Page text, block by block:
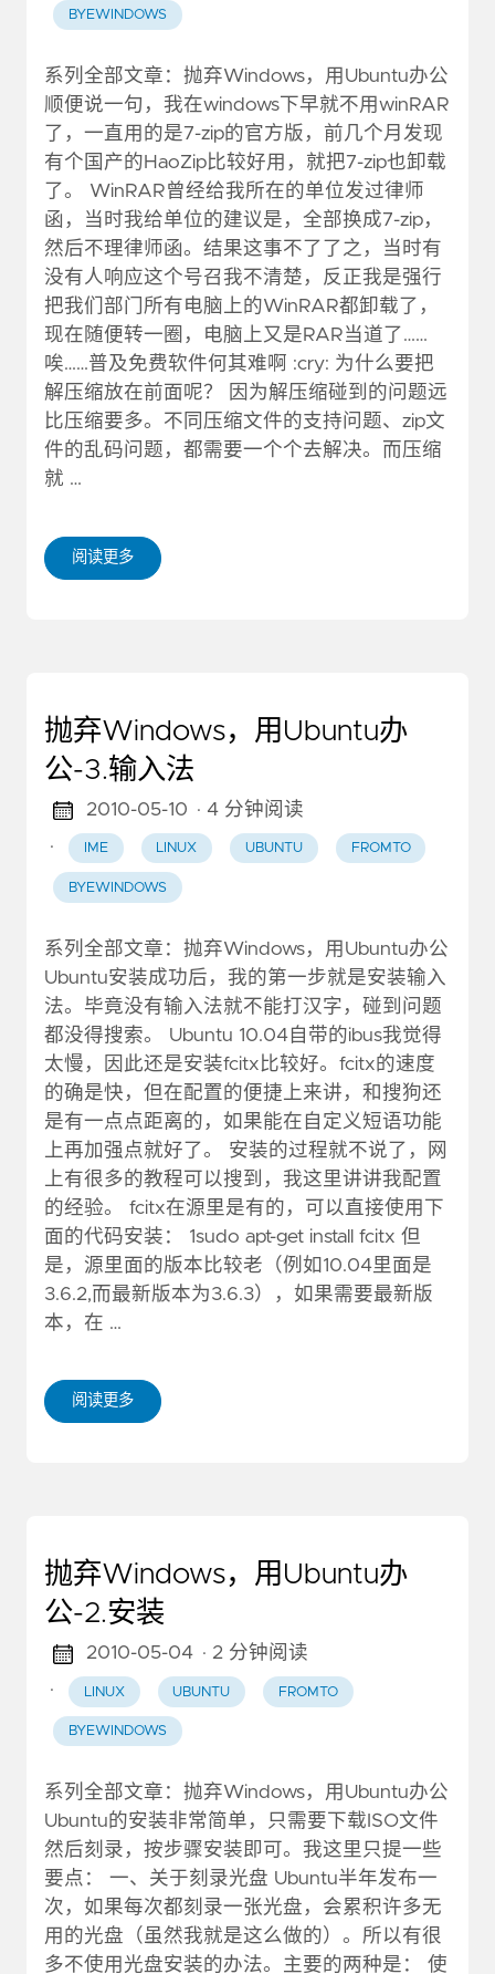
BYEWINDOWS
系列全部文章：抛弃Windows，用Ubuntu办公
顺便说一句，我在windows下早就不用winRAR
了，一直用的是7-zip的官方版，前几个月发现
有个国产的HaoZip比较好用，就把7-zip也卸载
了。 WinRAR曾经给我所在的单位发过律师
函，当时我给单位的建议是，全部换成7-zip，
然后不理律师函。结果这事不了了之，当时有
没有人响应这个号召我不清楚，反正我是强行
把我们部门所有电脑上的WinRAR都卸载了，
现在随便转一圈，电脑上又是RAR当道了……
唉……普及免费软件何其难啊 :cry: 为什么要把
解压缩放在前面呢？ 因为解压缩碰到的问题远
比压缩要多。不同压缩文件的支持问题、zip文
件的乱码问题，都需要一个个去解决。而压缩
就 …
阅读更多
抛弃Windows，用Ubuntu办
公-3.输入法
2010-05-10 · 4 分钟阅读
·
IME LINUX UBUNTU FROMTO
BYEWINDOWS
系列全部文章：抛弃Windows，用Ubuntu办公
Ubuntu安装成功后，我的第一步就是安装输入
法。毕竟没有输入法就不能打汉字，碰到问题
都没得搜索。 Ubuntu 10.04自带的ibus我觉得
太慢，因此还是安装fcitx比较好。fcitx的速度
的确是快，但在配置的便捷上来讲，和搜狗还
是有一点点距离的，如果能在自定义短语功能
上再加强点就好了。 安装的过程就不说了，网
上有很多的教程可以搜到，我这里讲讲我配置
的经验。 fcitx在源里是有的，可以直接使用下
面的代码安装： 1sudo apt-get install fcitx 但
是，源里面的版本比较老（例如10.04里面是
3.6.2,而最新版本为3.6.3），如果需要最新版
本，在 …
阅读更多
抛弃Windows，用Ubuntu办
公-2.安装
2010-05-04 · 2 分钟阅读
·
LINUX UBUNTU FROMTO
BYEWINDOWS
系列全部文章：抛弃Windows，用Ubuntu办公
Ubuntu的安装非常简单，只需要下载ISO文件
然后刻录，按步骤安装即可。我这里只提一些
要点： 一、关于刻录光盘 Ubuntu半年发布一
次，如果每次都刻录一张光盘，会累积许多无
用的光盘（虽然我就是这么做的）。所以有很
多不使用光盘安装的办法。主要的两种是： 使